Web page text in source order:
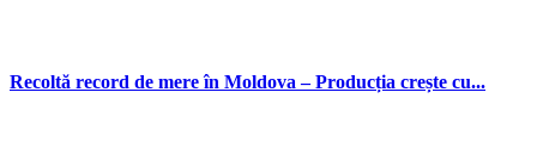
Recoltă record de mere în Moldova – Producția crește cu...